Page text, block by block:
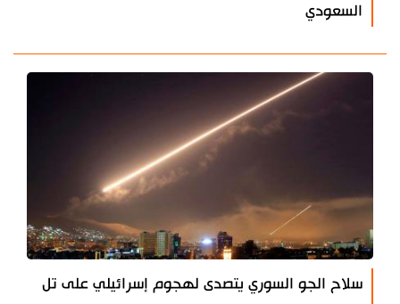
السعودي
سلاح الجو السوري يتصدى لهجوم إسرائيلي على تل